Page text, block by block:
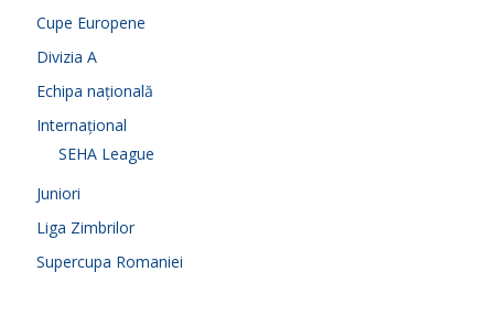
Cupe Europene
Divizia A
Echipa națională
Internațional
SEHA League
Juniori
Liga Zimbrilor
Supercupa Romaniei